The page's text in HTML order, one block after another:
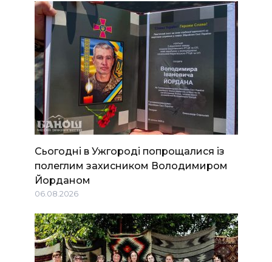
Сьогодні в Ужгороді попрощалися із
полеглим захисником Володимиром
Йорданом
06.08.2026